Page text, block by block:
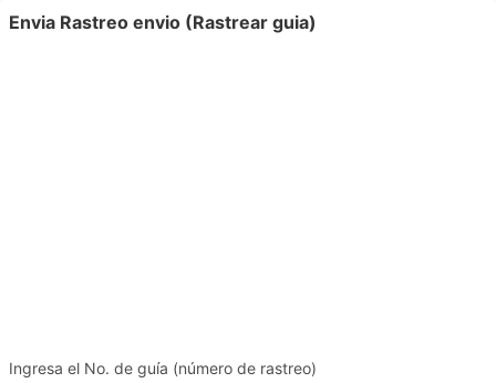
Envia Rastreo envio (Rastrear guia)
Ingresa el No. de guía (número de rastreo)